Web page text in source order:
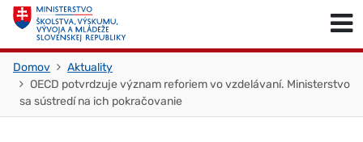
Skočiť na obsah
Domov
Aktuality
OECD potvrdzuje význam reforiem vo vzdelávaní. Ministerstvo
sa sústredí na ich pokračovanie
Skočiť na začiatok stránky